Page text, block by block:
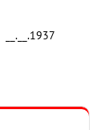
__.__.1937